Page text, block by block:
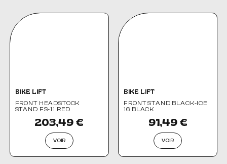
BIKE LIFT
FRONT HEADSTOCK
STAND FS-11 RED
203,49 €
VOIR
BIKE LIFT
FRONT STAND BLACK-ICE
16 BLACK
91,49 €
VOIR